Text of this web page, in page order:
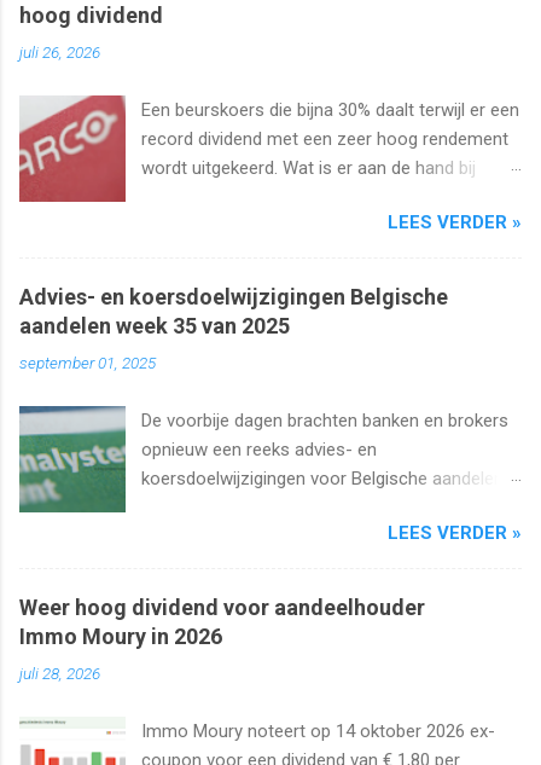
hoog dividend
juli 26, 2026
Een beurskoers die bijna 30% daalt terwijl er een
record dividend met een zeer hoog rendement
wordt uitgekeerd. Wat is er aan de hand bij
uiteraard het dividend. Kan dat wel zo hoog
LEES VERDER »
Advies- en koersdoelwijzigingen Belgische
aandelen week 35 van 2025
september 01, 2025
De voorbije dagen brachten banken en brokers
opnieuw een reeks advies- en
koersdoelwijzigingen voor Belgische aandelen.
augustus t/m 1 september 2025 met onder
Ackermans en Van de Velde .
LEES VERDER »
Weer hoog dividend voor aandeelhouder
Immo Moury in 2026
juli 28, 2026
Immo Moury noteert op 14 oktober 2026 ex-
coupon voor een dividend van € 1,80 per